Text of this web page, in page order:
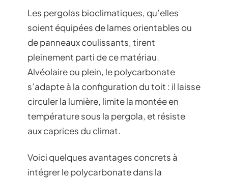
Les pergolas bioclimatiques, qu’elles
soient équipées de lames orientables ou
de panneaux coulissants, tirent
pleinement parti de ce matériau.
Alvéolaire ou plein, le polycarbonate
s’adapte à la configuration du toit : il laisse
circuler la lumière, limite la montée en
température sous la pergola, et résiste
aux caprices du climat.
Voici quelques avantages concrets à
intégrer le polycarbonate dans la